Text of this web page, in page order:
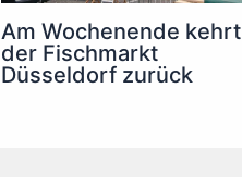
Am Wochenende kehrt
der Fischmarkt
Düsseldorf zurück